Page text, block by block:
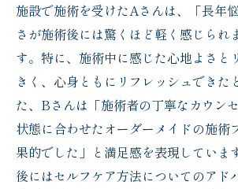
施設で施術を受けたAさんは、「長年
さが施術後には驚くほど軽く感じられ
す。特に、施術中に感じた心地よさと
きく、心身ともにリフレッシュできた
た、Bさんは「施術者の丁寧なカウン
状態に合わせたオーダーメイドの施術
果的でした」と満足感を表現していま
後にはセルフケア方法についてのアド